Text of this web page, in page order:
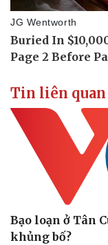
Tin liên quan
Bạo loạn ở Tân
khủng bố?